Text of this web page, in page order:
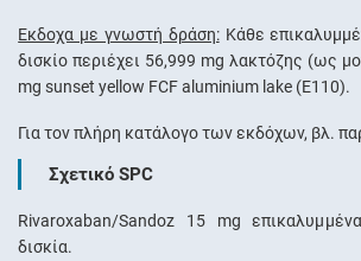
Έκδοχα με γνωστή δράση:Κάθε
δισκίο περιέχει 56,999 mg λακτόζης (ως
mg sunset yellow FCF aluminium lake (E110).
Για τον πλήρη κατάλογο των εκδόχων, βλ.
Σχετικό SPC
Rivaroxaban/Sandoz 15 mg
δισκία.